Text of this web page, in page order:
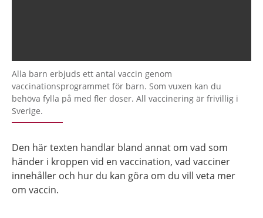
Alla barn erbjuds ett antal vaccin genom
vaccinationsprogrammet för barn. Som vuxen kan du
behöva fylla på med fler doser. All vaccinering är frivillig i
Sverige.
Den här texten handlar bland annat om vad som
händer i kroppen vid en vaccination, vad vacciner
innehåller och hur du kan göra om du vill veta mer
om vaccin.